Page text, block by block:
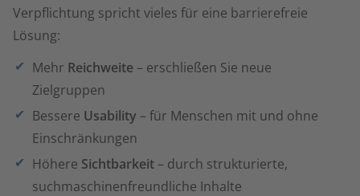
Verpflichtung spricht vieles für eine barrierefreie
Lösung:
Mehr Reichweite – erschließen Sie neue
Zielgruppen
Bessere Usability – für Menschen mit und ohne
Einschränkungen
Höhere Sichtbarkeit – durch strukturierte,
suchmaschinenfreundliche Inhalte